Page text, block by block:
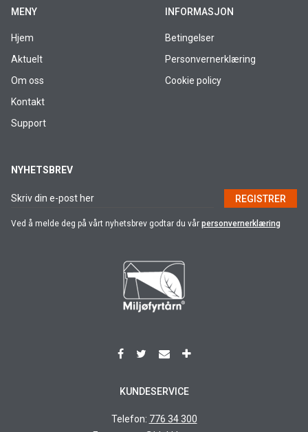
MENY
Hjem
Aktuelt
Om oss
Kontakt
Support
INFORMASJON
Betingelser
Personvernerklæring
Cookie policy
NYHETSBREV
REGISTRER
Ved å melde deg på vårt nyhetsbrev godtar du vår personvernerklæring
KUNDESERVICE
Telefon: 776 34 300